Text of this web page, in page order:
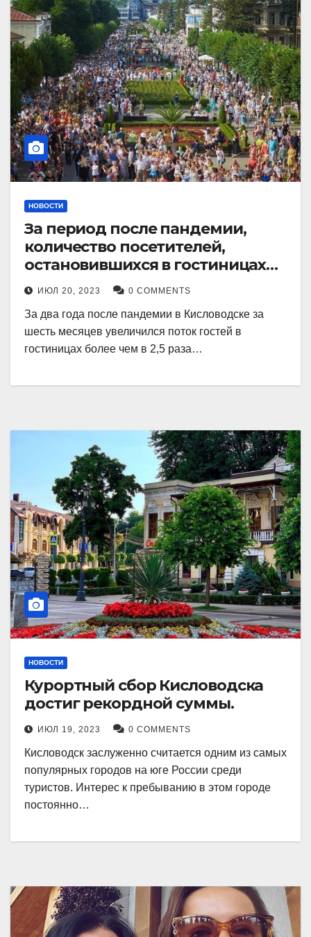
НОВОСТИ
За период после пандемии,
количество посетителей,
остановившихся в гостиницах
Кисловодска, выросло в 2,5 раза.
ИЮЛ 20, 2023 0 COMMENTS
За два года после пандемии в Кисловодске за
шесть месяцев увеличился поток гостей в
гостиницах более чем в 2,5 раза…
НОВОСТИ
Курортный сбор Кисловодска
достиг рекордной суммы.
ИЮЛ 19, 2023 0 COMMENTS
Кисловодск заслуженно считается одним из самых
популярных городов на юге России среди
туристов. Интерес к пребыванию в этом городе
постоянно…